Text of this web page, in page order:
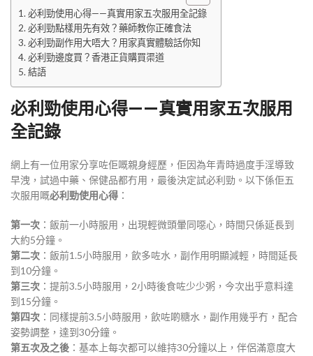
必利勁使用心得——真實用家五次服用全記錄
必利勁點樣用先有效？藥師教你正確食法
必利勁副作用大唔大？用家真實體驗話你知
必利勁邊度買？香港正貨購買渠道
結語
必利勁使用心得——真實用家五次服用
全記錄
網上有一位用家分享咗佢嘅親身經歷，佢因為年青時過度手淫導致
早洩，試過中藥、保健品都冇用，最後決定試必利勁。以下係佢五
次服用嘅必利勁使用心得 ：
第一次 ：飯前一小時服用，出現輕微頭暈同噁心，時間只係延長到
大約5分鐘。
第二次 ：飯前1.5小時服用，飲多咗水，副作用明顯減輕，時間延長
到10分鐘。
第三次 ：提前3.5小時服用，2小時後食咗少少粥，今次出乎意料達
到15分鐘。
第四次 ：同樣提前3.5小時服用，飲咗啲糖水，副作用幾乎冇，配合
姿勢調整，達到30分鐘。
第五次及之後 ：基本上每次都可以維持30分鐘以上，伴侶滿意度大